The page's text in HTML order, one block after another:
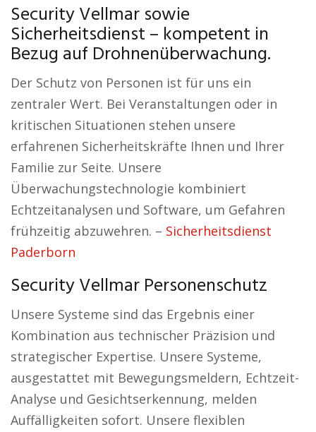
Security Vellmar sowie
Sicherheitsdienst – kompetent in
Bezug auf Drohnenüberwachung.
Der Schutz von Personen ist für uns ein
zentraler Wert. Bei Veranstaltungen oder in
kritischen Situationen stehen unsere
erfahrenen Sicherheitskräfte Ihnen und Ihrer
Familie zur Seite. Unsere
Überwachungstechnologie kombiniert
Echtzeitanalysen und Software, um Gefahren
frühzeitig abzuwehren. – Sicherheitsdienst
Paderborn
Security Vellmar Personenschutz
Unsere Systeme sind das Ergebnis einer
Kombination aus technischer Präzision und
strategischer Expertise. Unsere Systeme,
ausgestattet mit Bewegungsmeldern, Echtzeit-
Analyse und Gesichtserkennung, melden
Auffälligkeiten sofort. Unsere flexiblen